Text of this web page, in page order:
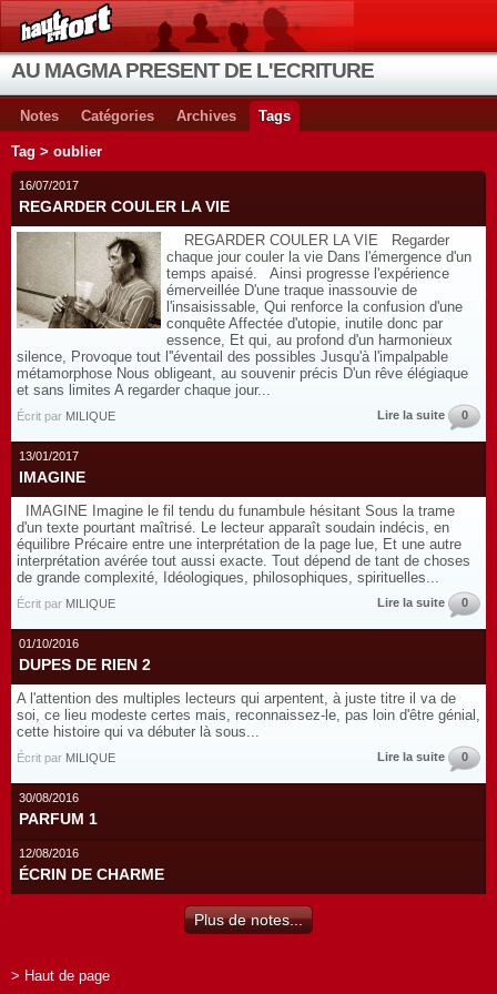
AU MAGMA PRESENT DE L'ECRITURE
Notes Catégories Archives Tags
Tag > oublier
16/07/2017
REGARDER COULER LA VIE
REGARDER COULER LA VIE Regarder
chaque jour couler la vie Dans l'émergence d'un
temps apaisé. Ainsi progresse l'expérience
émerveillée D'une traque inassouvie de
l'insaisissable, Qui renforce la confusion d'une
conquête Affectée d'utopie, inutile donc par
essence, Et qui, au profond d'un harmonieux
silence, Provoque tout l''éventail des possibles Jusqu'à l'impalpable
métamorphose Nous obligeant, au souvenir précis D'un rêve élégiaque
et sans limites A regarder chaque jour...
Écrit par MILIQUE Lire la suite 0
13/01/2017
IMAGINE
IMAGINE Imagine le fil tendu du funambule hésitant Sous la trame
d'un texte pourtant maîtrisé. Le lecteur apparaît soudain indécis, en
équilibre Précaire entre une interprétation de la page lue, Et une autre
interprétation avérée tout aussi exacte. Tout dépend de tant de choses
de grande complexité, Idéologiques, philosophiques, spirituelles...
Écrit par MILIQUE Lire la suite 0
01/10/2016
DUPES DE RIEN 2
A l'attention des multiples lecteurs qui arpentent, à juste titre il va de
soi, ce lieu modeste certes mais, reconnaissez-le, pas loin d'être génial,
cette histoire qui va débuter là sous...
Écrit par MILIQUE Lire la suite 0
30/08/2016
PARFUM 1
12/08/2016
ÉCRIN DE CHARME
Plus de notes...
> Haut de page